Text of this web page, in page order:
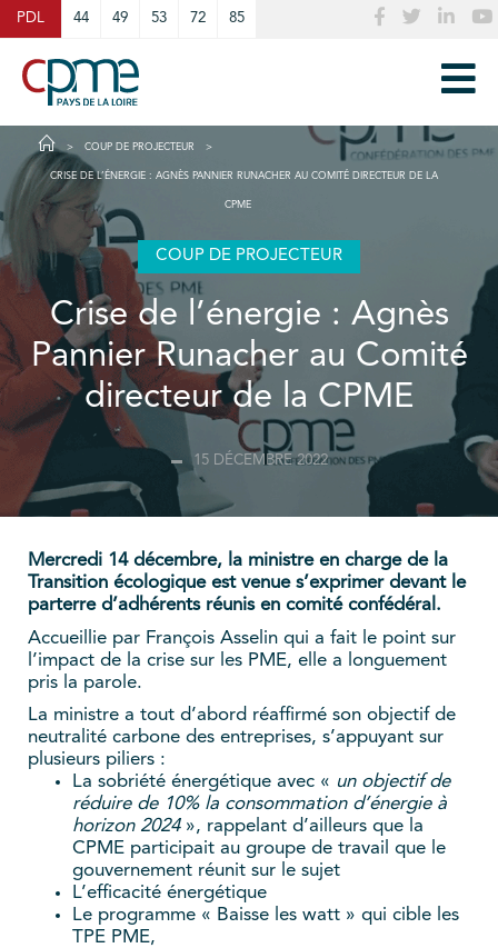
PDL 44 49 53 72 85
COUP DE PROJECTEUR
CRISE DE L’ÉNERGIE : AGNÈS PANNIER RUNACHER AU COMITÉ DIRECTEUR DE LA
CPME
COUP DE PROJECTEUR
Crise de l’énergie : Agnès
Pannier Runacher au Comité
directeur de la CPME
15 DÉCEMBRE 2022
Mercredi 14 décembre, la ministre en charge de la
Transition écologique est venue s’exprimer devant le
parterre d’adhérents réunis en comité confédéral.
Accueillie par François Asselin qui a fait le point sur
l’impact de la crise sur les PME, elle a longuement
pris la parole.
La ministre a tout d’abord réaffirmé son objectif de
neutralité carbone des entreprises, s’appuyant sur
plusieurs piliers :
La sobriété énergétique avec « un objectif de
réduire de 10% la consommation d’énergie à
horizon 2024», rappelant d’ailleurs que la
CPME participait au groupe de travail que le
gouvernement réunit sur le sujet
L’efficacité énergétique
Le programme « Baisse les watt » qui cible les
TPE PME,
Cookies management panel